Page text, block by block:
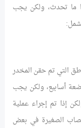
ما تحدث، ولكن يجب
التي تم حقن المخدر
أسابيع، ولكن يجب
إذا تم إجراء عملية
الصغيرة في بعض